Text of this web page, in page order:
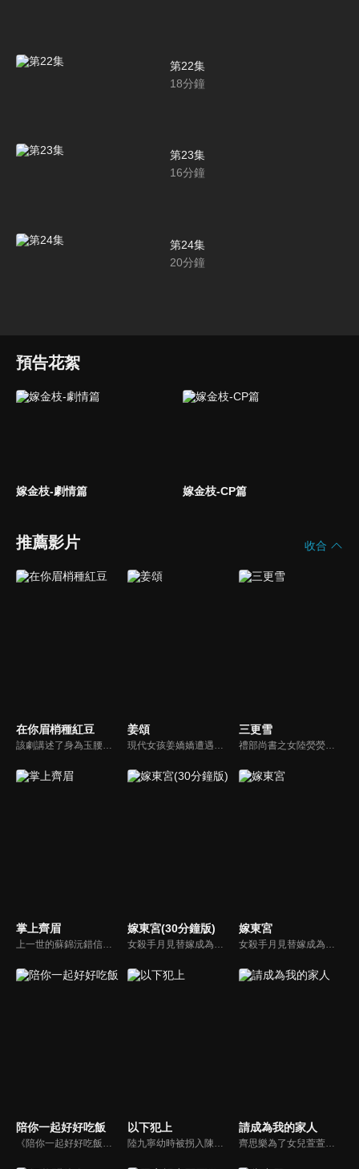
第22集
18分鐘
第23集
16分鐘
第24集
20分鐘
預告花絮
嫁金枝-劇情篇 嫁金枝-CP篇
推薦影片 收合
在你眉梢種紅豆 姜頌 三更雪
禮部尚書之女陸熒熒因家道中落淪為暴君君澈的妃嬪，而後被他誤殺，幸運的是她重生到了一切悲劇發生之前。這一世，陸熒熒發誓要改變命運，為此她找到了仍是罪囚的君澈，買下他利用他幫自己復仇，而君澈確實也有必須隱藏身份的理由，兩人的命運因此緊緊糾纏在一起...
掌上齊眉 嫁東宮(30分鐘版) 嫁東宮
陪你一起好好吃飯
《陪你一起好好吃飯》陸劇線上看。不會做飯連廚房都沒有的餘昊（高瀚宇），為了自己創建的美食平台，用替身拍攝，得罪了節目組。蘇可嵐（鄭湫泓）臨危受命成為公關總監，接手公關工作應對危機，成了餘昊的廚藝老師。她帶他進入了廚房，也慢慢開始進入他的心。
以下犯上
陸九寧幼時被拐入陳府為奴，與陳婉兒情同姊妹。婉兒入宮後遭姝王妃陷害身亡，九寧誓要雪冤。她在繡坊受辱卻憑才智自保，得皇叔允祕相助，查出姝王妃罪證。追查中更揭開陳府長年拐賣女子、勾結貪官的黑幕，婉兒亦因此遇害。九寧聯手允祕蒐證上呈，惡徒伏法，被拐女子獲救。
請成為我的家人
齊思樂為了女兒萱萱的手術費，需要拿下茂林策劃案訂單，苦纏茂林老闆宋皓宇。而宋皓宇也在帶兒子辰辰挑選生日禮物時，發現齊思樂身上有一枚和辰辰一樣的胸針。宋皓宇通過胸針的線索，逐漸確認了萱萱和辰辰的關係。為了能讓兩個孩子有圓滿的家庭，宋皓宇向齊思樂提出求婚，兩人自此走入前途未卜的婚姻。